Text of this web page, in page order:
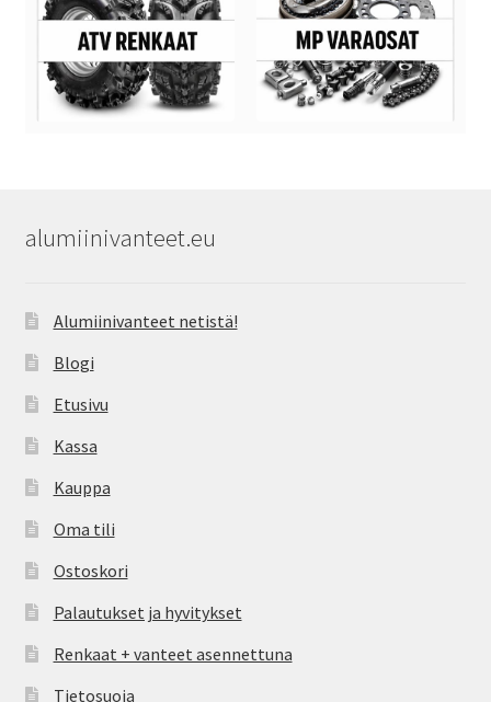
alumiinivanteet.eu
Alumiinivanteet netistä!
Blogi
Etusivu
Kassa
Kauppa
Oma tili
Ostoskori
Palautukset ja hyvitykset
Renkaat + vanteet asennettuna
Tietosuoja